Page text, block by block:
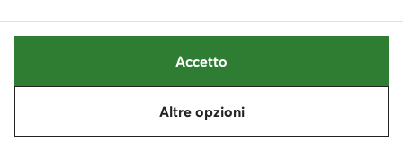
Occasione
Altre opzioni
Accetto